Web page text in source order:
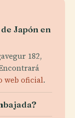
Japón en
182,
web oficial.